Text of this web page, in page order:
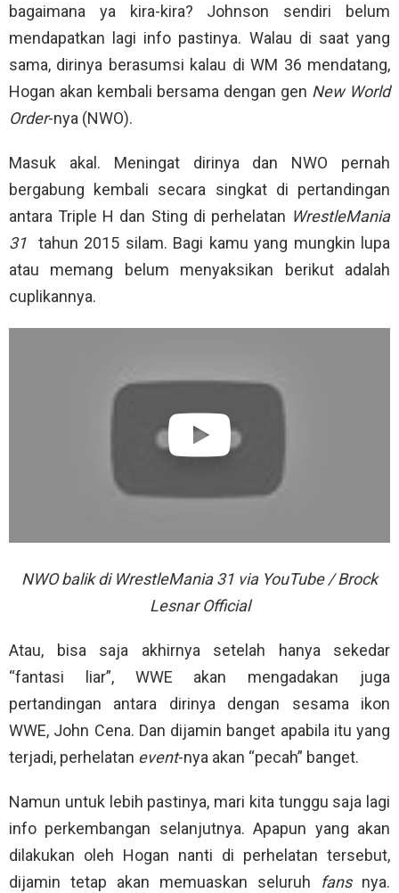
bagaimana ya kira-kira? Johnson sendiri belum
mendapatkan lagi info pastinya. Walau di saat yang
sama, dirinya berasumsi kalau di WM 36 mendatang,
Hogan akan kembali bersama dengan gen New World
Order-nya (NWO).
Masuk akal. Meningat dirinya dan NWO pernah
bergabung kembali secara singkat di pertandingan
antara Triple H dan Sting di perhelatan WrestleMania
31
tahun 2015 silam. Bagi kamu yang mungkin lupa
atau memang belum menyaksikan berikut adalah
cuplikannya.
NWO balik di WrestleMania 31 via YouTube / Brock
Lesnar Official
Atau, bisa saja akhirnya setelah hanya sekedar
“fantasi liar”, WWE akan mengadakan juga
pertandingan antara dirinya dengan sesama ikon
WWE, John Cena. Dan dijamin banget apabila itu yang
terjadi, perhelatan event-nya akan “pecah” banget.
Namun untuk lebih pastinya, mari kita tunggu saja lagi
info perkembangan selanjutnya. Apapun yang akan
dilakukan oleh Hogan nanti di perhelatan tersebut,
dijamin tetap akan memuaskan seluruh fansnya.